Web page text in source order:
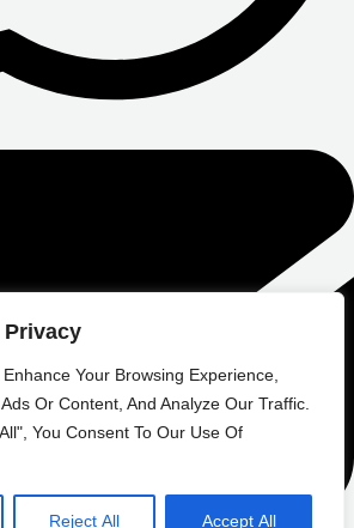
Privacy
Your Browsing Experience,
Or Content, And Analyze Our Traffic.
You Consent To Our Use Of
Reject All Accept All